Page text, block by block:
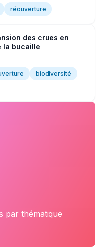
réouverture
des crues en
la bucaille
biodiversité
par thématique